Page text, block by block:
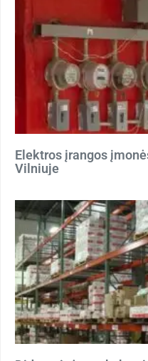
Elektros įrangos
Vilniuje